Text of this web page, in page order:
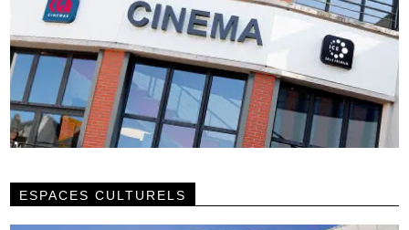
ESPACES CULTURELS